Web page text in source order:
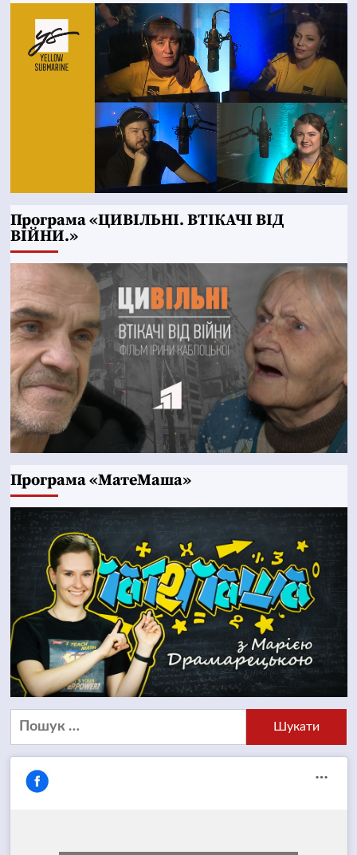
Програма «ЦИВІЛЬНІ. ВТІКАЧІ ВІД
ВІЙНИ.»
Програма «МатеМаша»
Пошук: